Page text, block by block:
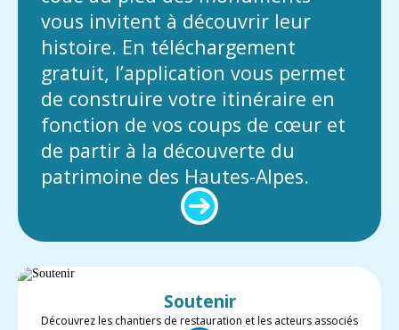
vous invitent à découvrir leur
histoire. En téléchargement
gratuit, l’application vous permet
de construire votre itinéraire en
fonction de vos coups de cœur et
de partir à la découverte du
patrimoine des Hautes-Alpes.
Soutenir
Découvrez les chantiers de restauration et les acteurs associés